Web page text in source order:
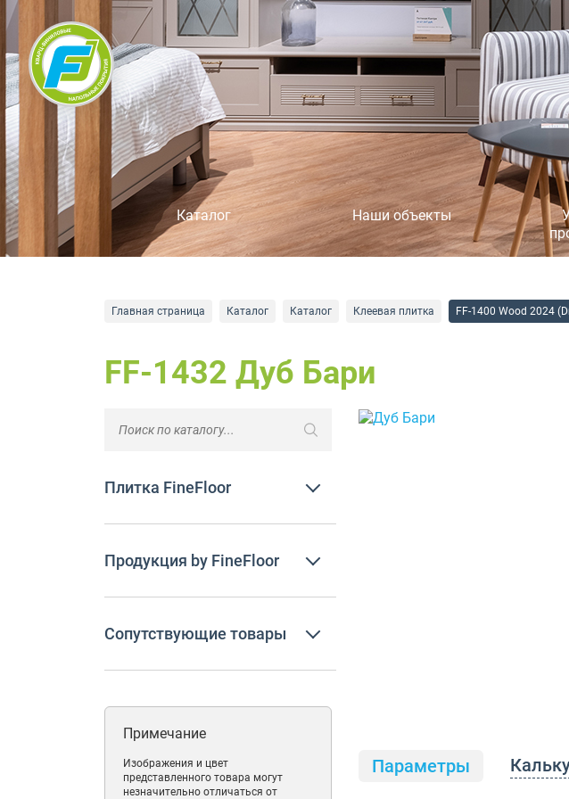
Каталог Наши объекты
Главная страница Каталог Каталог Клеевая плитка FF-1400 Wood 2024
FF-1432 Дуб Бари
Плитка FineFloor
Продукция by FineFloor
Сопутствующие товары
Примечание
Изображения и цвет
представленного товара могут
незначительно отличаться от
Параметры